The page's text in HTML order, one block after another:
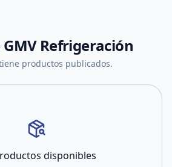
GMV Refrigeración
productos publicados.
disponibles